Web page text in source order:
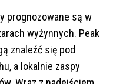
prognozowane są w
wyżynnych. Peak
znaleźć się pod
a lokalnie zaspy